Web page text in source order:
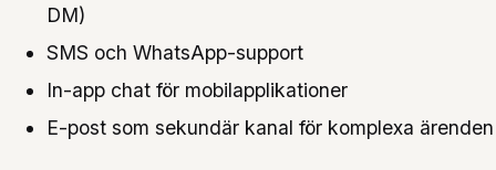
DM)
SMS och WhatsApp-support
In-app chat för mobilapplikationer
E-post som sekundär kanal för komplexa ärenden